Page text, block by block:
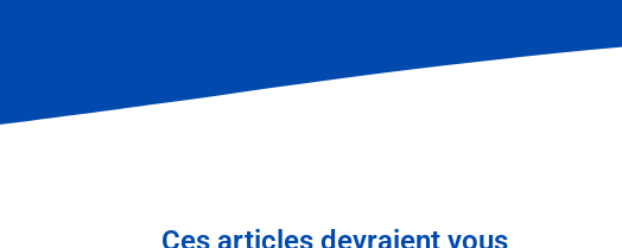
Ces articles devraient vous